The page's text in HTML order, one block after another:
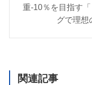
重-10％を目指す
グで理想
関連記事